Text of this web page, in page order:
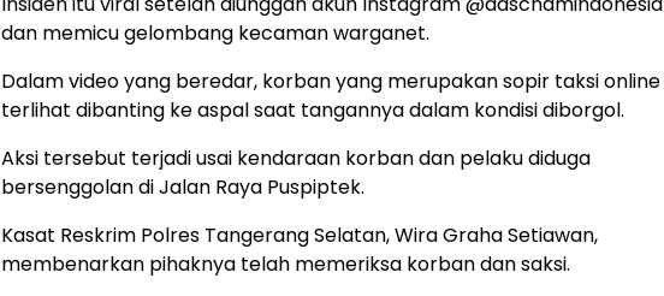
dan memicu gelombang kecaman warganet.
Dalam video yang beredar, korban yang merupakan sopir taksi online
terlihat dibanting ke aspal saat tangannya dalam kondisi diborgol.
Aksi tersebut terjadi usai kendaraan korban dan pelaku diduga
bersenggolan di Jalan Raya Puspiptek.
Kasat Reskrim Polres Tangerang Selatan, Wira Graha Setiawan,
membenarkan pihaknya telah memeriksa korban dan saksi.